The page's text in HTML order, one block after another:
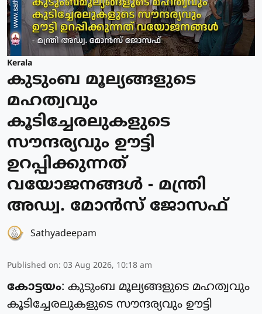
Kerala
കുടുംബ മൂല്യങ്ങളുടെ
മഹത്വവും
കൂടിച്ചേരലുകളുടെ
സൗന്ദര്യവും ഊട്ടി
ഉറപ്പിക്കുന്നത്
വയോജനങ്ങള്‍ - മന്ത്രി
അഡ്വ. മോന്‍സ് ജോസഫ്
Sathyadeepam
Published on: 03 Aug 2026, 10:18 am
കോട്ടയം: കുടുംബ മൂല്യങ്ങളുടെ മഹത്വവും
കൂടിച്ചേരലുകളുടെ സൗന്ദര്യവും ഊട്ടി